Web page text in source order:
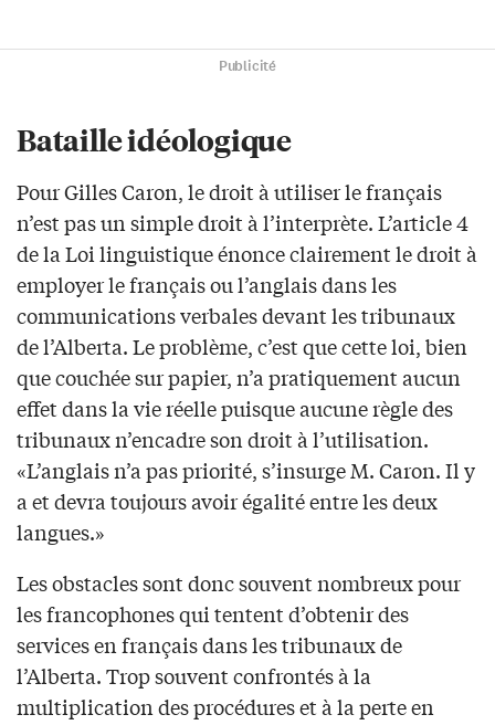
Publicité
Bataille idéologique
Pour Gilles Caron, le droit à utiliser le français
n’est pas un simple droit à l’interprète. L’article 4
de la Loi linguistique énonce clairement le droit à
employer le français ou l’anglais dans les
communications verbales devant les tribunaux
de l’Alberta. Le problème, c’est que cette loi, bien
que couchée sur papier, n’a pratiquement aucun
effet dans la vie réelle puisque aucune règle des
tribunaux n’encadre son droit à l’utilisation.
«L’anglais n’a pas priorité, s’insurge M. Caron. Il y
a et devra toujours avoir égalité entre les deux
langues.»
Les obstacles sont donc souvent nombreux pour
les francophones qui tentent d’obtenir des
services en français dans les tribunaux de
l’Alberta. Trop souvent confrontés à la
multiplication des procédures et à la perte en